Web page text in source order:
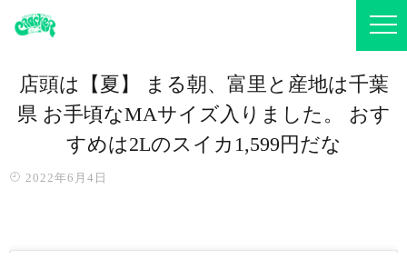
店頭は【夏】 まる朝、富里と産地は千葉
県 お手頃なMAサイズ入りました。 おす
すめは2Lのスイカ1,599円だな️
2022年6月4日